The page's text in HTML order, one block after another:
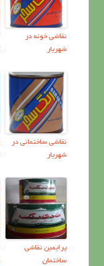
نقاشی خونه در
شهریار
نقاشی ساختمانی در
شهریار
پرايمين نقاشی
ساختمان